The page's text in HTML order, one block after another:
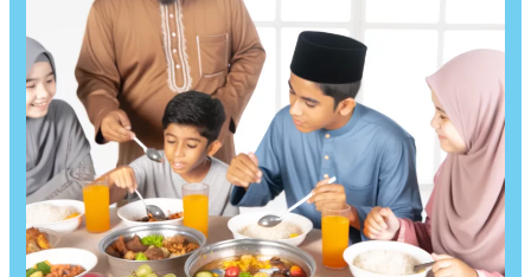
traditions
culinaires
musulmanes
:
voyage
immersif
au
cœur
des
saveurs,